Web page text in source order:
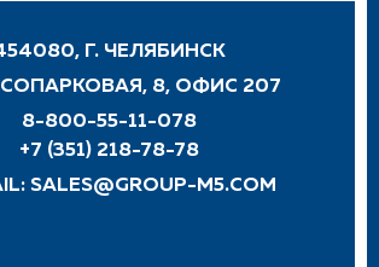
Г. ЧЕЛЯБИНСК
8, ОФИС 207
8-800-55-11-078
+7 (351) 218-78-78
SALES@GROUP-M5.COM